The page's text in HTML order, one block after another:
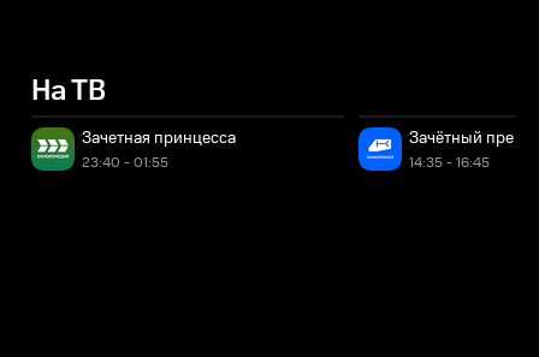
На ТВ
Зачетная принцесса
23:40 - 01:55
Зачётный
14:35 - 16:45